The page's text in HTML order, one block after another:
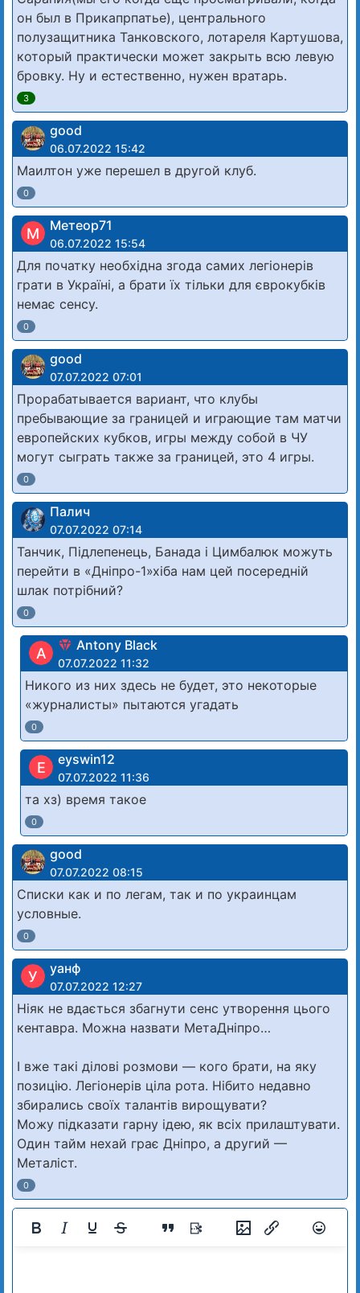
он был в Прикапрпатье), центрального
полузащитника Танковского, лотареля Картушова,
который практически может закрыть всю левую
бровку. Ну и естественно, нужен вратарь.
3
good
06.07.2022 15:42
Маилтон уже перешел в другой клуб.
0
М Метеор71
06.07.2022 15:54
Для початку необхідна згода самих легіонерів
грати в Україні, а брати їх тільки для єврокубків
немає сенсу.
0
good
07.07.2022 07:01
Прорабатывается вариант, что клубы
пребывающие за границей и играющие там матчи
европейских кубков, игры между собой в ЧУ
могут сыграть также за границей, это 4 игры.
0
Палич
07.07.2022 07:14
Танчик, Підлепенець, Банада і Цимбалюк можуть
перейти в «Дніпро-1»хіба нам цей посередній
шлак потрібний?
0
A Antony Black
07.07.2022 11:32
Никого из них здесь не будет, это некоторые
«журналисты» пытаются угадать
0
E eyswin12
07.07.2022 11:36
та хз) время такое
0
good
07.07.2022 08:15
Списки как и по легам, так и по украинцам
условные.
0
У уанф
07.07.2022 12:27
Ніяк не вдається збагнути сенс утворення цього
кентавра. Можна назвати МетаДніпро…
І вже такі ділові розмови — кого брати, на яку
позицію. Легіонерів ціла рота. Нібито недавно
збирались своїх талантів вирощувати?
Можу підказати гарну ідею, як всіх прилаштувати.
Один тайм нехай грає Дніпро, а другий —
Металіст.
0